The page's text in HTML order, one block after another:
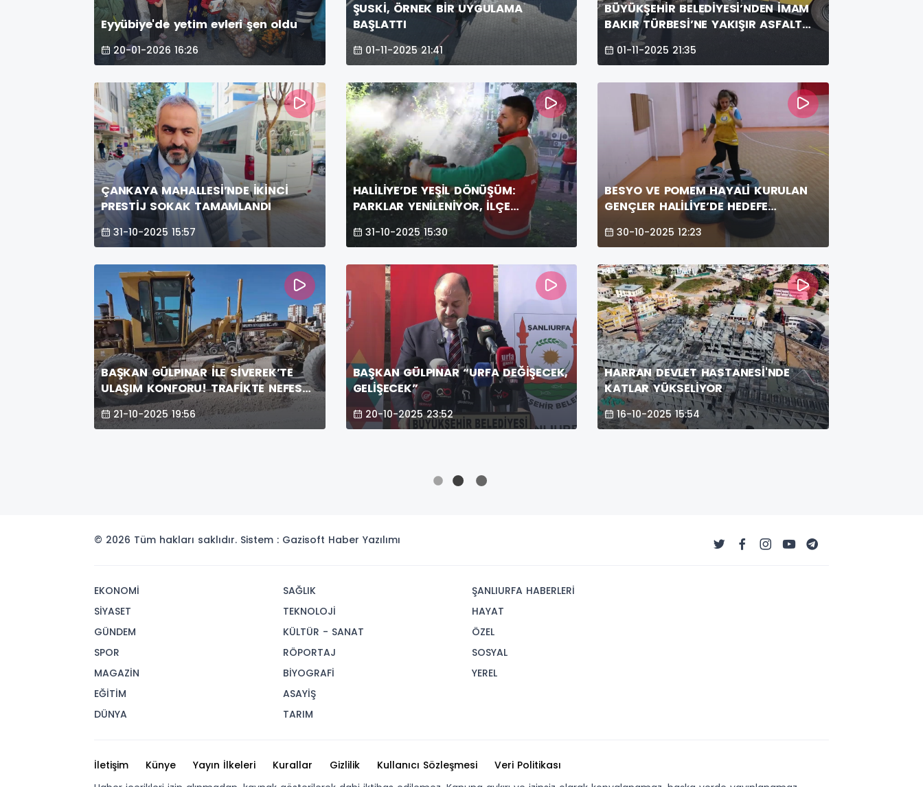
Eyyübiye'de yetim evleri şen oldu
20-01-2026 16:26
ŞUSKİ, ÖRNEK BİR UYGULAMA
BAŞLATTI
01-11-2025 21:41
BÜYÜKŞEHİR BELEDİYESİ’NDEN İMAM
BAKIR TÜRBESİ’NE YAKIŞIR ASFALT
ÇALIŞMASI
01-11-2025 21:35
ÇANKAYA MAHALLESİ’NDE İKİNCİ
PRESTİJ SOKAK TAMAMLANDI
31-10-2025 15:57
HALİLİYE’DE YEŞİL DÖNÜŞÜM:
PARKLAR YENİLENİYOR, İLÇE
GÜZELLEŞİYOR
31-10-2025 15:30
BESYO VE POMEM HAYALİ KURULAN
GENÇLER HALİLİYE’DE HEDEFE
30-10-2025 12:23
BAŞKAN GÜLPINAR İLE SİVEREK’TE
ULAŞIM KONFORU! TRAFİKTE NEFES
ALINACAK
21-10-2025 19:56
BAŞKAN GÜLPINAR “URFA DEĞİŞECEK,
GELİŞECEK”
20-10-2025 23:52
HARRAN DEVLET HASTANESİ'NDE
KATLAR YÜKSELİYOR
16-10-2025 15:54
© 2026 Tüm hakları saklıdır. Sistem : Gazisoft Haber Yazılımı
EKONOMİ
SİYASET
GÜNDEM
SPOR
MAGAZİN
EĞİTİM
DÜNYA
SAĞLIK
TEKNOLOJİ
KÜLTÜR - SANAT
RÖPORTAJ
BİYOGRAFİ
ASAYİŞ
TARIM
ŞANLIURFA HABERLERİ
HAYAT
ÖZEL
SOSYAL
YEREL
İletişim Künye Yayın İlkeleri Kurallar Gizlilik Kullanıcı Sözleşmesi
Veri Politikası